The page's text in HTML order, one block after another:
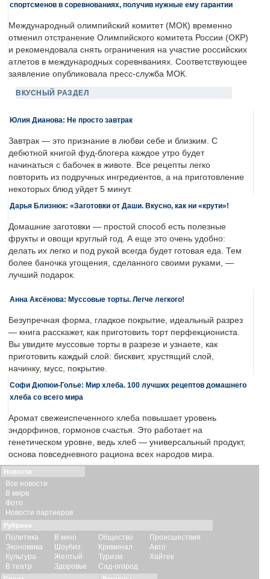
спортсменов в соревнованиях, получив нужные ему гарантии
Международный олимпийский комитет (МОК) временно
отменил отстранение Олимпийского комитета России (ОКР)
и рекомендовала снять ограничения на участие российских
атлетов в международных соревнваниях. Соответствующее
заявление опубликовала пресс-служба МОК.
ВКУСНЫЙ РАЗДЕЛ
Юлия Дианова: Не просто завтрак
Завтрак — это признание в любви себе и близким. С
дебютной книгой фуд-блогера каждое утро будет
начинаться с бабочек в животе. Все рецепты легко
повторить из подручных ингредиентов, а на приготовление
некоторых блюд уйдет 5 минут.
Дарья Близнюк: «Заготовки от Даши. Вкусно, как ни «крути»!
Домашние заготовки — простой способ есть полезные
фрукты и овощи круглый год. А еще это очень удобно:
делать их легко и под рукой всегда будет готовая еда. Тем
более баночка угощения, сделанного своими руками, —
лучший подарок.
Анна Аксёнова: Муссовые торты. Легче легкого!
Безупречная форма, гладкое покрытие, идеальный разрез
— книга расскажет, как приготовить торт перфекциониста.
Вы увидите муссовые торты в разрезе и узнаете, как
приготовить каждый слой: бисквит, хрустящий слой,
начинку, мусс, покрытие.
Софи Дюпюи-Голье: Мир хлеба. 100 лучших рецептов домашнего
хлеба со всего мира
Аромат свежеиспеченного хлеба повышает уровень
эндорфинов, гормонов счастья. Это работает на
генетическом уровне, ведь хлеб — универсальный продукт,
основа повседневного рациона всех народов мира.
Новости
Все новости
В мире
Фото
Новости партнеров
Рубрики
Политика
Экономика
Культура
В театр
В кино
Шоубиз
Желтый
Здоровье
Общество
Криминал
Туризм
Сад-огород
Происшествия
Авто
Хайтек